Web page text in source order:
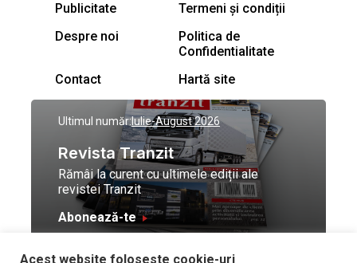
Publicitate
Termeni și condiții
Despre noi
Politica de
Confidentialitate
Contact
Hartă site
Ultimul număr:Iulie-August 2026
Revista Tranzit
Rămâi la curent cu ultimele ediții ale
revistei Tranzit
Abonează-te
Acest website foloseste cookie-uri